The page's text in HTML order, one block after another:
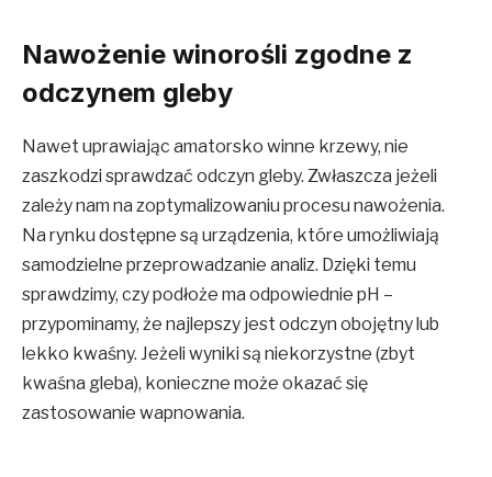
Nawożenie winorośli zgodne z
odczynem gleby
Nawet uprawiając amatorsko winne krzewy, nie
zaszkodzi sprawdzać odczyn gleby. Zwłaszcza jeżeli
zależy nam na zoptymalizowaniu procesu nawożenia.
Na rynku dostępne są urządzenia, które umożliwiają
samodzielne przeprowadzanie analiz. Dzięki temu
sprawdzimy, czy podłoże ma odpowiednie pH –
przypominamy, że najlepszy jest odczyn obojętny lub
lekko kwaśny. Jeżeli wyniki są niekorzystne (zbyt
kwaśna gleba), konieczne może okazać się
zastosowanie wapnowania.